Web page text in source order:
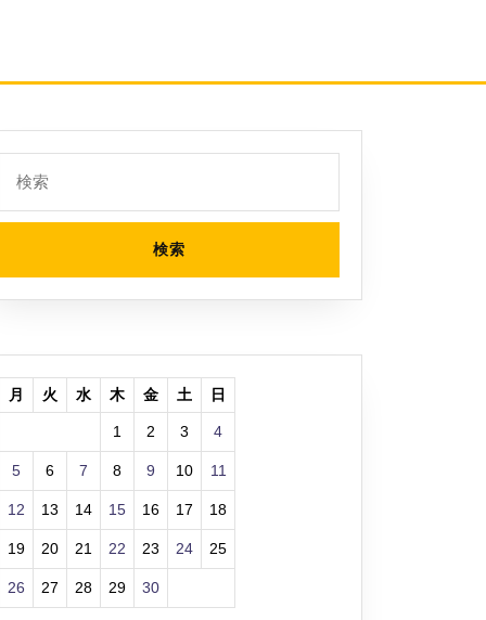
索:
月 火 水 木 金 土 日
1 2 3 4
5 6 7 8 9 10 11
12 13 14 15 16 17 18
19 20 21 22 23 24 25
26 27 28 29 30